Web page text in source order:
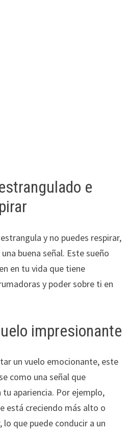
e
y no puedes respirar,
buena señal. Este sueño
en tu vida que tiene
y poder sobre ti en
impresionante
un vuelo emocionante, este
como una señal que
apariencia. Por ejemplo,
está creciendo más alto o
que puede conducir a un